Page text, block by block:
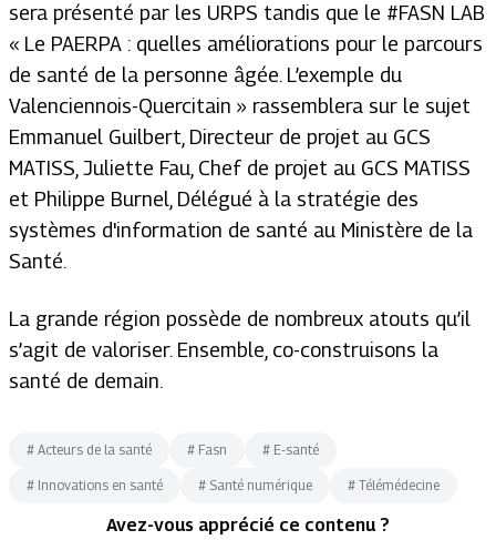
sera présenté par les URPS tandis que le #FASN LAB
« Le PAERPA : quelles améliorations pour le parcours
de santé de la personne âgée. L’exemple du
Valenciennois-Quercitain » rassemblera sur le sujet
Emmanuel Guilbert, Directeur de projet au GCS
MATISS, Juliette Fau, Chef de projet au GCS MATISS
et Philippe Burnel, Délégué à la stratégie des
systèmes d'information de santé au Ministère de la
Santé.
La grande région possède de nombreux atouts qu’il
s’agit de valoriser. Ensemble, co-construisons la
santé de demain.
# Acteurs de la santé # Fasn # E-santé
# Innovations en santé # Santé numérique # Télémédecine
Avez-vous apprécié ce contenu ?